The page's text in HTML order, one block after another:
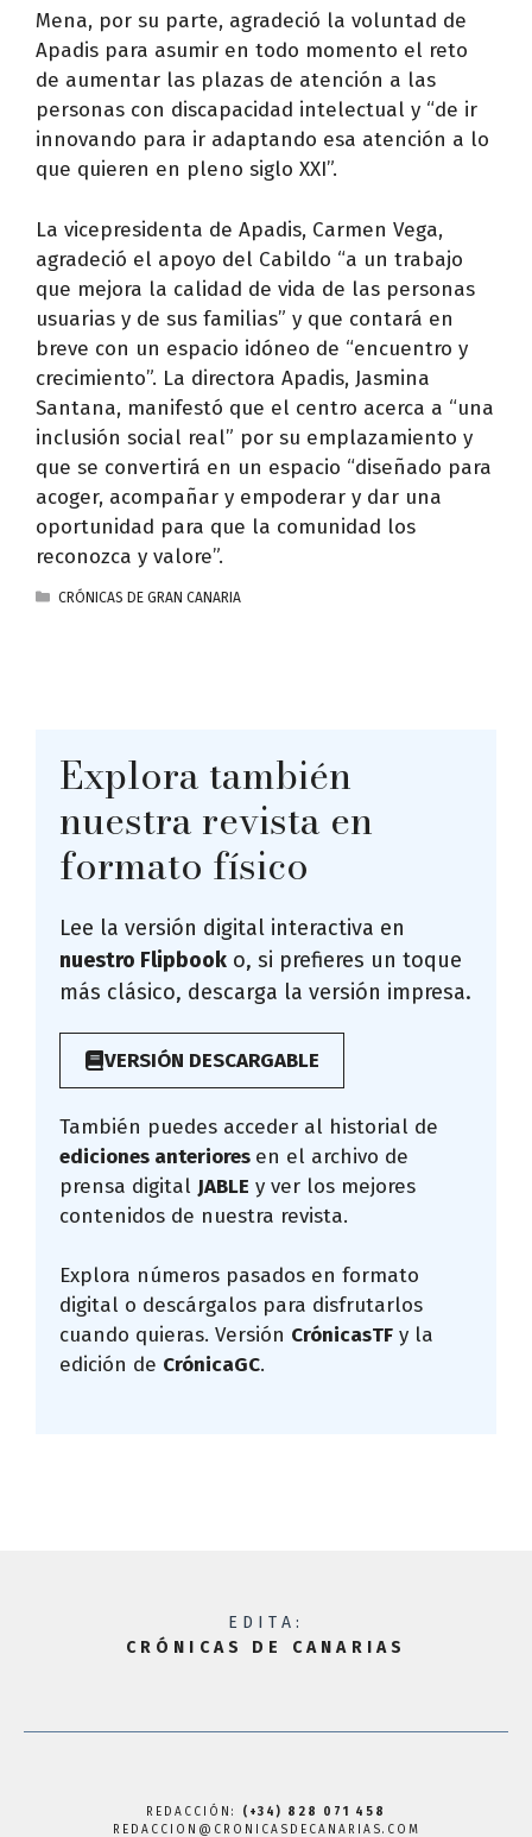
Mena, por su parte, agradeció la voluntad de
Apadis para asumir en todo momento el reto
de aumentar las plazas de atención a las
personas con discapacidad intelectual y “de ir
innovando para ir adaptando esa atención a lo
que quieren en pleno siglo XXI”.
La vicepresidenta de Apadis, Carmen Vega,
agradeció el apoyo del Cabildo “a un trabajo
que mejora la calidad de vida de las personas
usuarias y de sus familias” y que contará en
breve con un espacio idóneo de “encuentro y
crecimiento”. La directora Apadis, Jasmina
Santana, manifestó que el centro acerca a “una
inclusión social real” por su emplazamiento y
que se convertirá en un espacio “diseñado para
acoger, acompañar y empoderar y dar una
oportunidad para que la comunidad los
reconozca y valore”.
CATEGORÍAS
CRÓNICAS DE GRAN CANARIA
Explora también
nuestra revista en
formato físico
Lee la versión digital interactiva en
nuestro Flipbook o, si prefieres un toque
más clásico, descarga la versión impresa.
VERSIÓN DESCARGABLE
También puedes acceder al historial de
ediciones anteriores en el archivo de
prensa digital JABLE y ver los mejores
contenidos de nuestra revista.
Explora números pasados en formato
digital o descárgalos para disfrutarlos
cuando quieras. Versión CrónicasTF y la
edición de CrónicaGC.
EDITA:
CRÓNICAS DE CANARIAS
REDACCIÓN: (+34) 828 071 458
REDACCION@CRONICASDECANARIAS.COM